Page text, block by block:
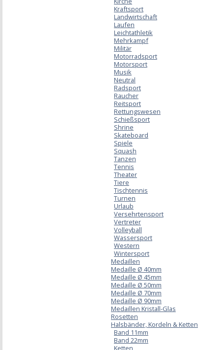
Kraftsport
Landwirtschaft
Laufen
Leichtathletik
Mehrkampf
Militär
Motorradsport
Motorsport
Musik
Neutral
Radsport
Raucher
Reitsport
Rettungswesen
Schießsport
Shrine
Skateboard
Spiele
Squash
Tanzen
Tennis
Theater
Tiere
Tischtennis
Turnen
Urlaub
Versehrtensport
Vertreter
Volleyball
Wassersport
Western
Wintersport
Medaillen
Medaille Ø 40mm
Medaille Ø 45mm
Medaille Ø 50mm
Medaille Ø 70mm
Medaille Ø 90mm
Medaillen Kristall-Glas
Rosetten
Halsbänder, Kordeln & Ketten
Band 11mm
Band 22mm
Ketten